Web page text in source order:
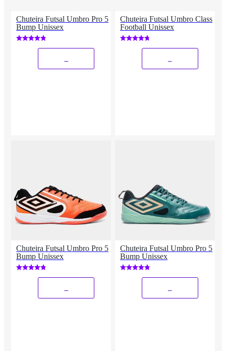
Chuteira Futsal Umbro Pro 5
Bump Unissex
Chuteira Futsal Umbro Class
Football Unissex
Chuteira Futsal Umbro Pro 5
Bump Unissex
Chuteira Futsal Umbro Pro 5
Bump Unissex